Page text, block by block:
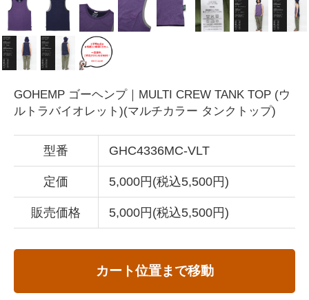
GOHEMP ゴーヘンプ｜MULTI CREW TANK TOP (ウ
ルトラバイオレット)(マルチカラー タンクトップ)
型番 GHC4336MC-VLT
定価 5,000円(税込5,500円)
販売価格 5,000円(税込5,500円)
カート位置まで移動